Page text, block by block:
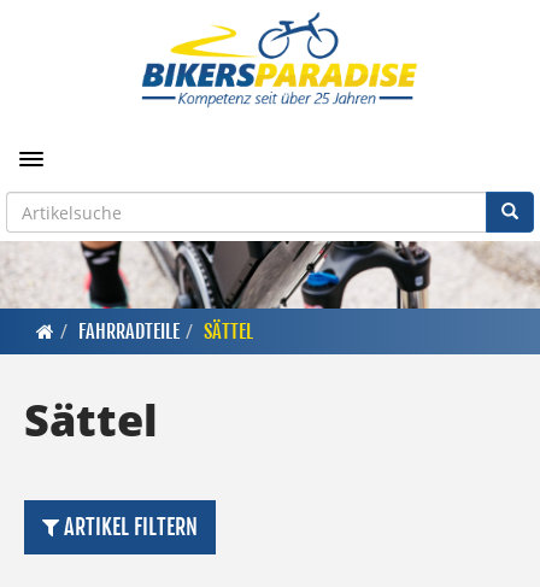
Toggle navigation
FAHRRADTEILE SÄTTEL
Sättel
ARTIKEL FILTERN